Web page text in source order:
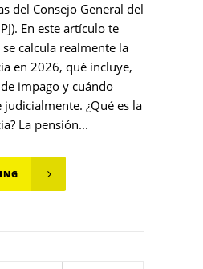
del Consejo General del
En este artículo te
calcula realmente la
en 2026, qué incluye,
impago y cuándo
¿Qué es la
La pensión...